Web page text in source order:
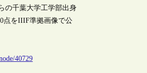
の千葉大学工学部出身
点をIIIF準拠画像で公
40729